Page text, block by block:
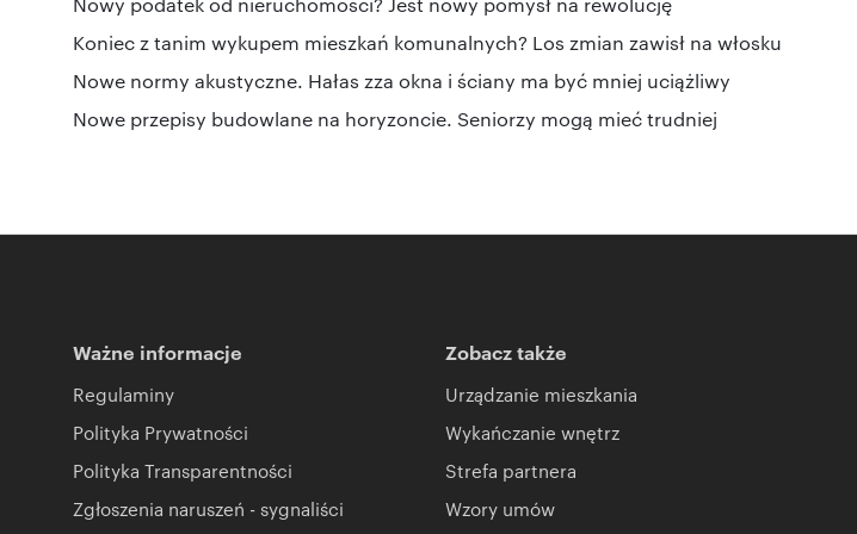
Koniec z tanim wykupem mieszkań komunalnych? Los zmian zawisł na włosku
Nowe normy akustyczne. Hałas zza okna i ściany ma być mniej uciążliwy
Nowe przepisy budowlane na horyzoncie. Seniorzy mogą mieć trudniej
Ważne informacje
Regulaminy
Polityka Prywatności
Polityka Transparentności
Zgłoszenia naruszeń - sygnaliści
Zobacz także
Urządzanie mieszkania
Wykańczanie wnętrz
Strefa partnera
Wzory umów